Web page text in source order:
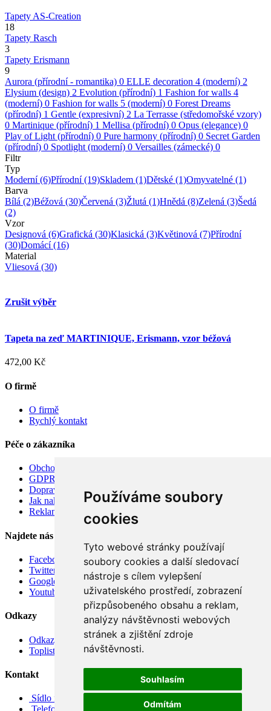
Používáme soubory
cookies
Tyto webové stránky používají
soubory cookies a další sledovací
nástroje s cílem vylepšení
uživatelského prostředí, zobrazení
přizpůsobeného obsahu a reklam,
analýzy návštěvnosti webových
stránek a zjištění zdroje
návštěvnosti.
Souhlasím
Odmítám
Tapety AS-Creation
18
Tapety Rasch
3
Tapety Erismann
9
Aurora (přírodní - romantika) 0 ELLE decoration 4 (moderní) 2
Elysium (design) 2 Evolution (přírodní) 1 Fashion for walls 4
(moderní) 0 Fashion for walls 5 (moderní) 0 Forest Dreams
(přírodní) 1 Gentle (expresivní) 2 La Terrasse (středomořské vzory)
0 Martinique (přírodní) 1 Mellisa (přírodní) 0 Opus (elegance) 0
Play of Light (přírodní) 0 Pure harmony (přírodní) 0 Secret Garden
(přírodní) 0 Spotlight (moderní) 0 Versailles (zámecké) 0
Filtr
Typ
Moderní(6)Přírodní(19)Skladem (1)Dětské (1)Omyvatelné (1)
Barva
Bílá (2)Béžová (30)Červená (3)Žlutá (1)Hnědá (8)Zelená (3)Šedá
(2)
Vzor
Designová (6)Grafická (30)Klasická (3)Květinová (7)Přírodní
(30)Domácí(16)
Material
Vliesová (30)
Zrušit výběr
Tapeta na zeď MARTINIQUE, Erismann, vzor béžová
472,00 Kč
O firmě
O firmě
Rychlý kontakt
Péče o zákazníka
Obchodní podmínky
GDPR
Doprava
Jak nakupovat
Reklamace
Najdete nás
Facebook
Twitter
Google
Youtube
Odkazy
Odkazy
Toplist
Kontakt
Sídlo firmy: Boženy Němcové 739/1, Svitavy 568 02, CZ
Telefon: +420 608 449 590